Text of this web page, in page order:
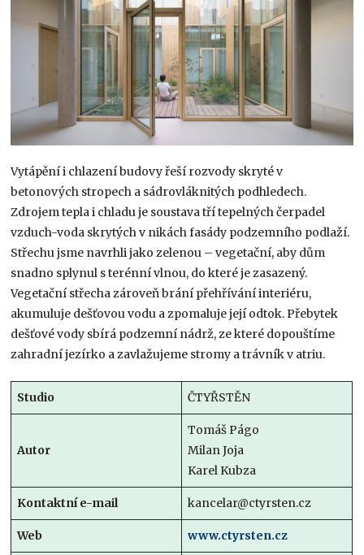
Vytápění i chlazení budovy řeší rozvody skryté v
betonových stropech a sádrovláknitých podhledech.
Zdrojem tepla i chladu je soustava tří tepelných čerpadel
vzduch-voda skrytých v nikách fasády podzemního podlaží.
Střechu jsme navrhli jako zelenou – vegetační, aby dům
snadno splynul s terénní vlnou, do které je zasazený.
Vegetační střecha zároveň brání přehřívání interiéru,
akumuluje dešťovou vodu a zpomaluje její odtok. Přebytek
dešťové vody sbírá podzemní nádrž, ze které dopouštíme
zahradní jezírko a zavlažujeme stromy a trávník v atriu.
Studio ČTYŘSTĚN
Autor
Tomáš Págo
Milan Joja
Karel Kubza
Kontaktní e-mail kancelar@ctyrsten.cz
Web www.ctyrsten.cz